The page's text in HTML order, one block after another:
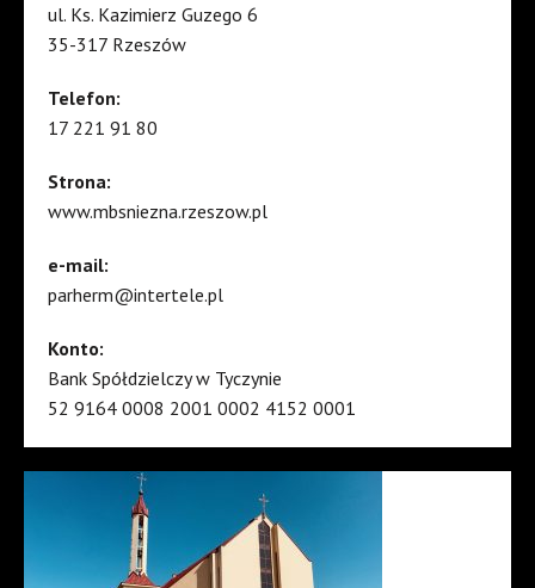
ul. Ks. Kazimierz Guzego 6
35-317 Rzeszów
Telefon:
17 221 91 80
Strona:
www.mbsniezna.rzeszow.pl
e-mail:
parherm@intertele.pl
Konto:
Bank Spółdzielczy w Tyczynie
52 9164 0008 2001 0002 4152 0001